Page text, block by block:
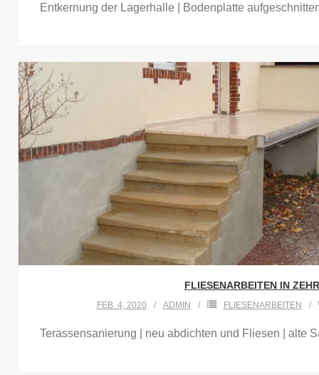
Entkernung der Lagerhalle | Bodenplatte
FLIESENARBEITEN IN
FEB. 4, 2020 ADMIN FLIESENARBEITEN
Terassensanierung | neu abdichten und Fliesen | alte